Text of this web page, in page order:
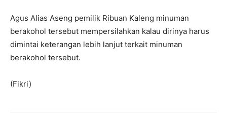
Agus Alias Aseng pemilik Ribuan Kaleng minuman
berakohol tersebut mempersilahkan kalau dirinya harus
dimintai keterangan lebih lanjut terkait minuman
berakohol tersebut.
(Fikri)